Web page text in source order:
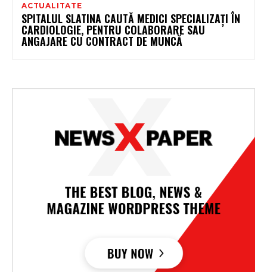
ACTUALITATE
SPITALUL SLATINA CAUTĂ MEDICI SPECIALIZAȚI ÎN
CARDIOLOGIE, PENTRU COLABORARE SAU
ANGAJARE CU CONTRACT DE MUNCĂ